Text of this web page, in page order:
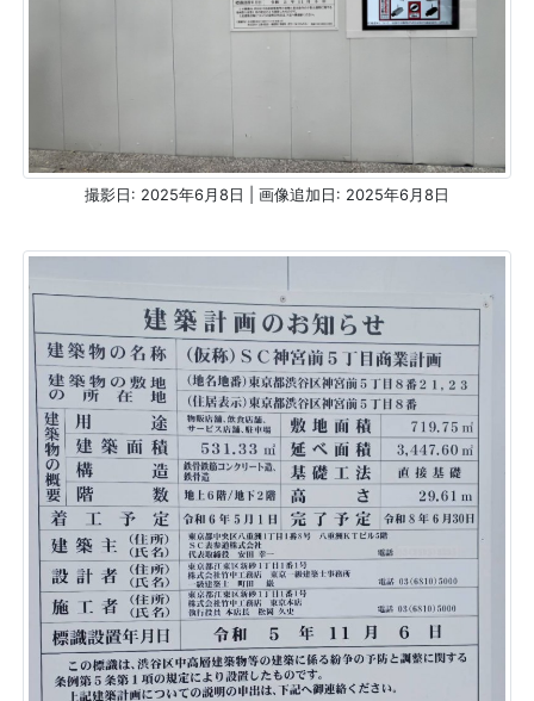
撮影日: 2025年6月8日 | 画像追加日: 2025年6月8日